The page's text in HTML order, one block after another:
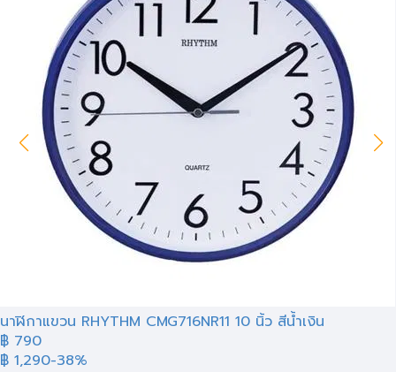
นาฬิกาแขวน RHYTHM CMG716NR11 10 นิ้ว สีน้ำเงิน
฿ 790
฿ 1,290-38%